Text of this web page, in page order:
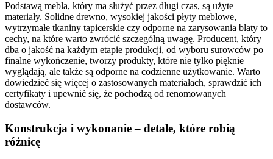
Podstawą mebla, który ma służyć przez długi czas, są użyte
materiały. Solidne drewno, wysokiej jakości płyty meblowe,
wytrzymałe tkaniny tapicerskie czy odporne na zarysowania blaty to
cechy, na które warto zwrócić szczególną uwagę. Producent, który
dba o jakość na każdym etapie produkcji, od wyboru surowców po
finalne wykończenie, tworzy produkty, które nie tylko pięknie
wyglądają, ale także są odporne na codzienne użytkowanie. Warto
dowiedzieć się więcej o zastosowanych materiałach, sprawdzić ich
certyfikaty i upewnić się, że pochodzą od renomowanych
dostawców.
Konstrukcja i wykonanie – detale, które robią
różnicę